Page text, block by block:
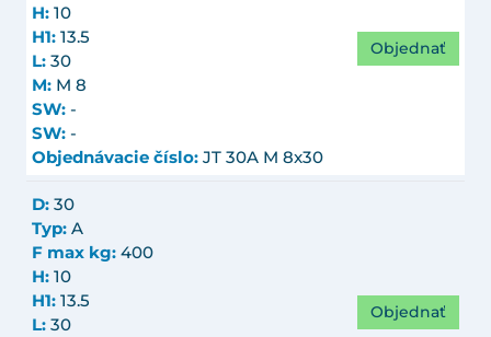
H: 10
H1: 13.5
L: 30
M: M 8
SW: -
SW: -
Objednávacie číslo: JT 30A M 8x30
Objednať
D: 30
Typ: A
F max kg: 400
H: 10
H1: 13.5
L: 30
Objednať